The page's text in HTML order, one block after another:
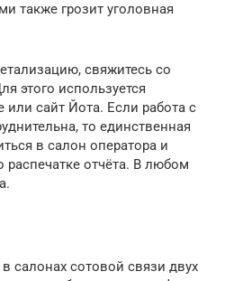
также грозит уголовная
свяжитесь со
этого используется
сайт Йота. Если работа с
то единственная
в салон оператора и
отчёта. В любом
салонах сотовой связи двух